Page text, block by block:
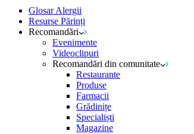
Glosar Alergii
Resurse Părinți
Recomandări
Evenimente
Videoclipuri
Recomandări din comunitate
Restaurante
Produse
Farmacii
Grădinițe
Specialiști
Magazine